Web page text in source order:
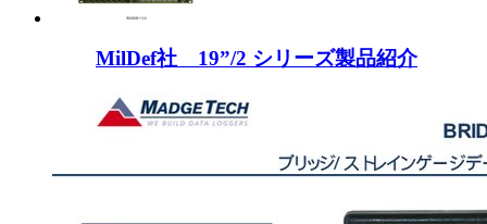
MilDef社 19”/2 シリーズ製品紹介